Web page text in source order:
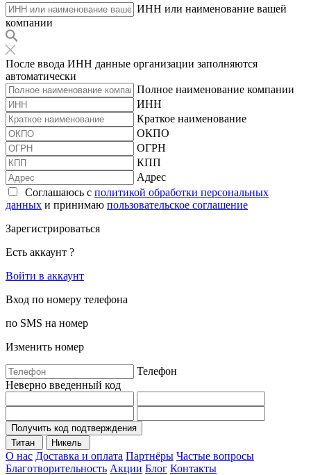
ИНН или наименование вашей
компании
После ввода ИНН данные организации заполняются
автоматически
Полное наименование компании
ИНН
Краткое наименование
ОКПО
ОГРН
КПП
Адрес
Соглашаюсь с политикой обработки персональных
данных и принимаю пользовательское соглашение
Зарегистрироваться
Есть аккаунт ?
Войти в аккаунт
Вход по номеру телефона
по SMS на номер
Изменить номер
Телефон
Неверно введенный код
Получить код подтверждения
Титан
Никель
О нас Доставка и оплата Партнёры Частые вопросы
Благотворительность Акции Блог Контакты